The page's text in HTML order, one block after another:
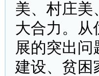
美、村庄美
大合力。从
展的突出
建设、贫困